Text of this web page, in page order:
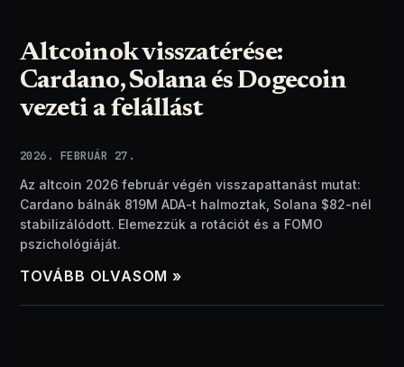
Altcoinok visszatérése:
Cardano, Solana és Dogecoin
vezeti a felállást
2026. FEBRUÁR 27.
Az altcoin 2026 február végén visszapattanást mutat:
Cardano bálnák 819M ADA-t halmoztak, Solana $82-nél
stabilizálódott. Elemezzük a rotációt és a FOMO
pszichológiáját.
TOVÁBB OLVASOM »